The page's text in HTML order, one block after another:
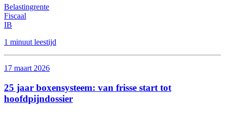
Belastingrente
Fiscaal
IB
1 minuut leestijd
17 maart 2026
25 jaar boxensysteem: van frisse start tot
hoofdpijndossier